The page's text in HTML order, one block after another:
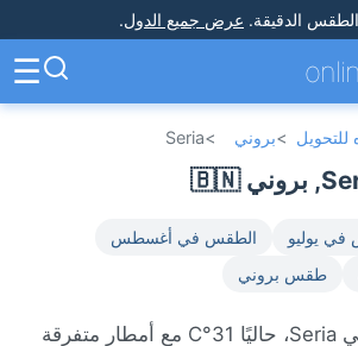
الدقيقة. عرض جميع الدول.
☰
للتحويل >بروني >
Seria
يوليو
الطقس في أغسطس
طقس بروني
الطقس المباشر في Seria، حاليًا 31°C مع أمطار متفرقة